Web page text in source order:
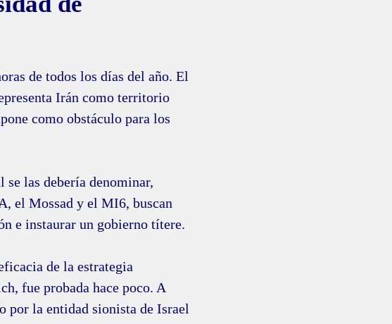
de todos los días del año. El
Irán como territorio
como obstáculo para los
las debería denominar,
el Mossad y el MI6, buscan
e instaurar un gobierno títere.
de la estrategia
fue probada hace poco. A
por la entidad sionista de Israel